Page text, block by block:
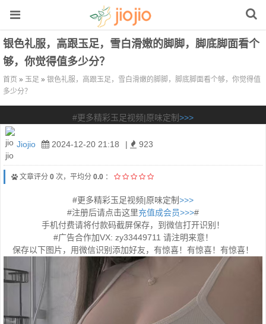
银色礼服，高跟玉足，雪白滑嫩的脚脚，脚底脚面看个
够，你觉得值多少分？
首页 » 玉足 » 银色礼服，高跟玉足，雪白滑嫩的脚脚，脚底脚面看个够，你觉得值
多少分？
#更多精彩玉足视频|原味定制>>>
Jiojio 2024-12-20 21:18 | 923
文章评分 0 次，平均分 0.0 ：
#更多精彩玉足视频|原味定制>>>
#注册后请点击这里充值成会员>>>#
手机付费请将付款码截屏保存，到微信打开识别！
#广告合作加VX: zy33449711 请注明来意！
保存以下图片，用微信识别添加好友，有惊喜！有惊喜！有惊喜！